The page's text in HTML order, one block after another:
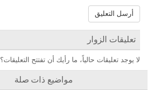
أرسل التعليق
تعليقات الزوار
لا يوجد تعليقات حالياً، ما رأيك أن تفتتح التعليقات؟
مواضيع ذات صلة